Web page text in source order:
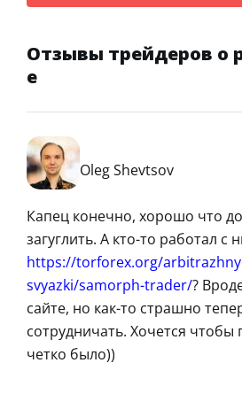
Отзывы трейдеров о
e
Oleg Shevtsov
Капец конечно, хорошо что
загуглить. А кто-то работал с
https://torforex.org/
svyazki/samorph-trader/?
сайте, но как-то страшно
сотрудничать. Хочется чтобы
четко было))